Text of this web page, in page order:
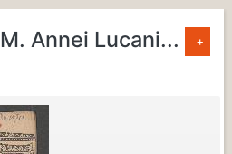
Annei Lucani...
+